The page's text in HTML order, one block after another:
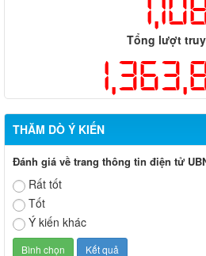
Tổng lượt
THĂM DÒ Ý KIẾN
Đánh giá về trang thông tin điện tử
Rất tốt
Tốt
Ý kiến khác